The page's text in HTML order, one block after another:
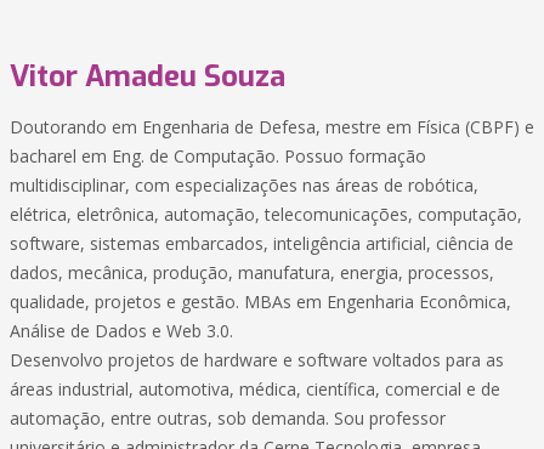
Vitor Amadeu Souza
Doutorando em Engenharia de Defesa, mestre em Física (CBPF) e
bacharel em Eng. de Computação. Possuo formação
multidisciplinar, com especializações nas áreas de robótica,
elétrica, eletrônica, automação, telecomunicações, computação,
software, sistemas embarcados, inteligência artificial, ciência de
dados, mecânica, produção, manufatura, energia, processos,
qualidade, projetos e gestão. MBAs em Engenharia Econômica,
Análise de Dados e Web 3.0.
Desenvolvo projetos de hardware e software voltados para as
áreas industrial, automotiva, médica, científica, comercial e de
automação, entre outras, sob demanda. Sou professor